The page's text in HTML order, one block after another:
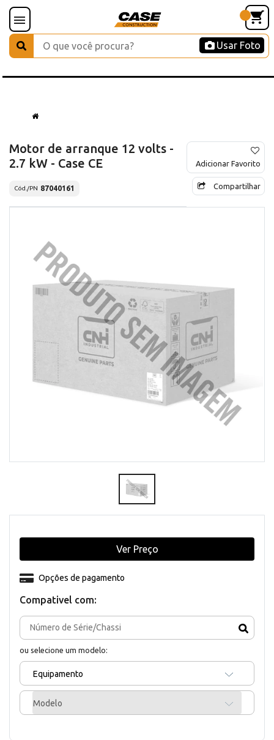
Usar Foto
Motor de arranque 12 volts -
2.7 kW - Case CE
Cód./PN 87040161
Adicionar Favorito
Compartilhar
Compativel com:
ou selecione um modelo:
Equipamento
Modelo
Opções de pagamento
Ver Preço